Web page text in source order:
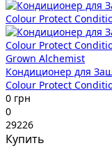
Grown Alchemist
Кондиционер для
Colour Protect
0 грн
0
29226
Купить